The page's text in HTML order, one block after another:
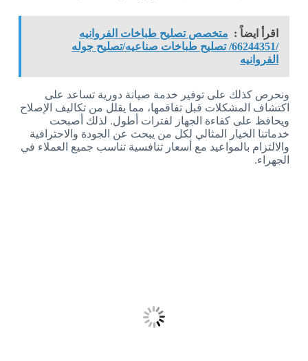
اقرأ ايضاً : متخصص تصليح طباخات الفروانيه
/66244351/ تصليح طباخات صناعيه/تصليح جوله
الفروانيه
ونحرص كذلك على توفير خدمة صيانة دورية تساعد على
اكتشاف المشكلات قبل تفاقمها، مما يقلل من تكاليف الإصلاح
ويحافظ على كفاءة الجهاز لفترات أطول. لذلك أصبحت
خدماتنا الخيار المثالي لكل من يبحث عن الجودة والاحترافية
والالتزام بالمواعيد مع أسعار تنافسية تناسب جميع العملاء في
الجهراء.